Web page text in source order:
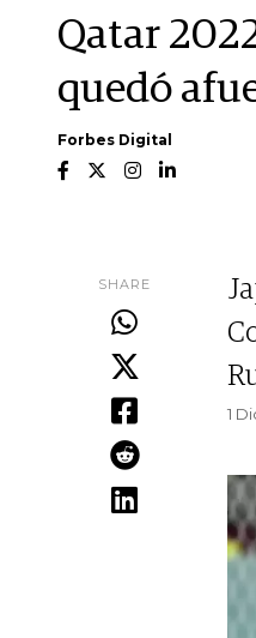
Qatar
quedó
Forbes Digital
SHARE
1